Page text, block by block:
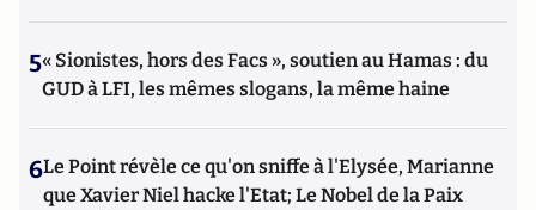
5« Sionistes, hors des Facs », soutien au Hamas : du
GUD à LFI, les mêmes slogans, la même haine
6Le Point révèle ce qu'on sniffe à l'Elysée, Marianne
que Xavier Niel hacke l'Etat; Le Nobel de la Paix